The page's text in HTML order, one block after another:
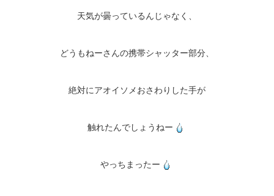
天気が曇っているんじゃなく、
どうもねーさんの携帯シャッター部分、
絶対にアオイソメおさわりした手が
触れたんでしょうねー
やっちまったー